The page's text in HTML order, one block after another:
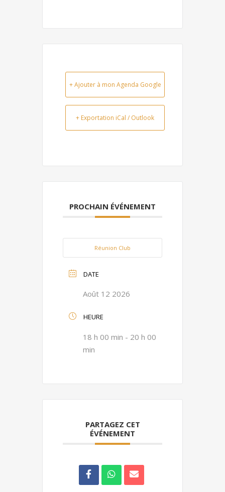
+ Ajouter à mon Agenda Google
+ Exportation iCal / Outlook
PROCHAIN ÉVÉNEMENT
Réunion Club
DATE
Août 12 2026
HEURE
18 h 00 min - 20 h 00
min
PARTAGEZ CET
ÉVÉNEMENT